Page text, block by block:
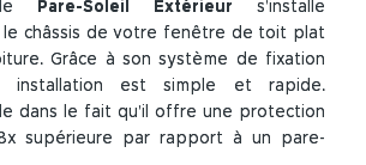
le
Pare-Soleil Extérieur s’installe
le châssis de votre fenêtre de toit plat
Grâce à son système de fixation
installation est simple et rapide.
dans le fait qu’il offre une protection
8x supérieure par rapport à un pare-